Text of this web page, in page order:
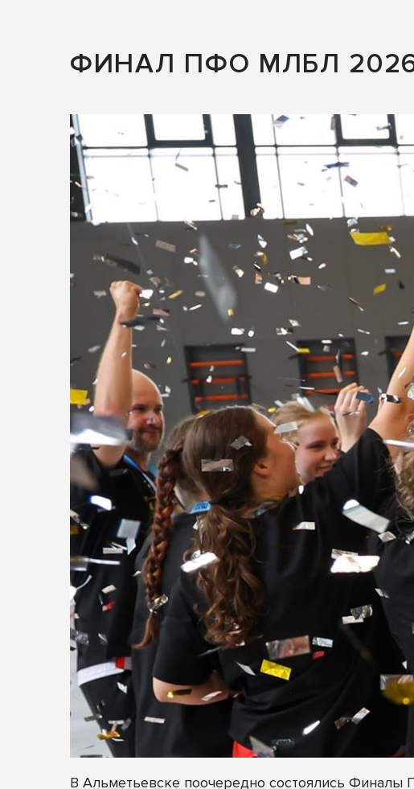
ФИНАЛ ПФО МЛБЛ
В Альметьевске поочередно состоялись